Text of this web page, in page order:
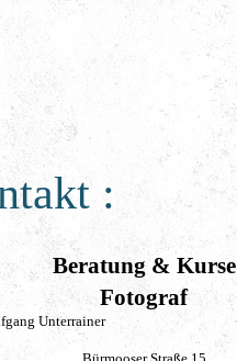
:
Beratung & Kurse
Fotograf
Unterrainer